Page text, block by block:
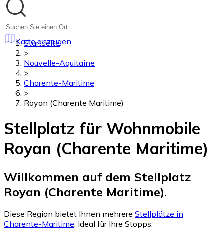
Karte anzeigen
Startseite
>
Nouvelle-Aquitaine
>
Charente-Maritime
>
Royan (Charente Maritime)
Stellplatz für Wohnmobile
Royan (Charente Maritime)
Willkommen auf dem Stellplatz
Royan (Charente Maritime).
Diese Region bietet Ihnen mehrere Stellplätze in
Charente-Maritime, ideal für Ihre Stopps.